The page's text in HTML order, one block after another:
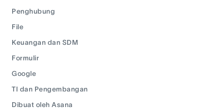
Penghubung
File
Keuangan dan SDM
Formulir
Google
TI dan Pengembangan
Dibuat oleh Asana